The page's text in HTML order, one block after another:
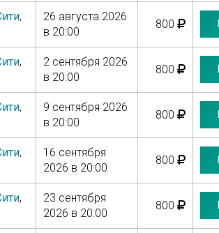
,
26 августа 2026
в 20:00
800
,
2 сентября 2026
в 20:00
800
,
9 сентября 2026
в 20:00
800
,
16 сентября
2026 в 20:00
800
,
23 сентября
2026 в 20:00
800